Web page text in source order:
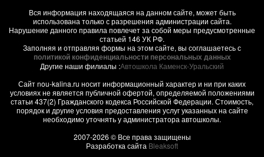
Вся информация находящаяся на данном сайте, может быть
использована только с разрешения администрации сайта.
Нарушение данного правила повлечет за собой меры предусмотренные
статьей 146 УК РФ.
Заполняя и отправляя формы на этом сайте, вы соглашаетесь с
политикой конфиденциальности персональных данных
Другие наши филиалы :Автошкола Каменск-Уральский
Сайт nou-kalina.ru носит информационный характер и ни при каких
условиях не является публичной офертой, определяемой положениями
статьи 437(2) Гражданского кодекса Российской Федерации. Стоимость,
порядок и другие условия предоставления услуг указанных на сайте
необходимо уточнять у администратора автошколы.
2007-2026 © Все права защищены
Разработка сайта Bleaksoft